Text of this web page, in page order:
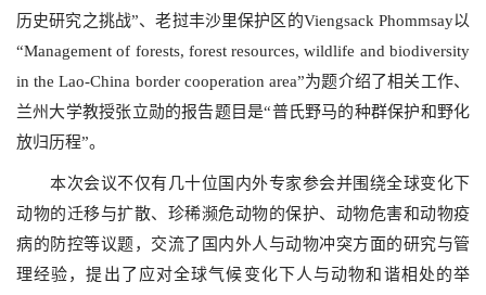
历史研究之挑战”、老挝丰沙里保护区的Viengsack Phommsay以
“Management of forests, forest resources, wildlife and biodiversity
in the Lao-China border cooperation area”为题介绍了相关工作、
兰州大学教授张立勋的报告题目是“普氏野马的种群保护和野化
放归历程”。
本次会议不仅有几十位国内外专家参会并围绕全球变化下
动物的迁移与扩散、珍稀濒危动物的保护、动物危害和动物疫
病的防控等议题，交流了国内外人与动物冲突方面的研究与管
理经验，提出了应对全球气候变化下人与动物和谐相处的举